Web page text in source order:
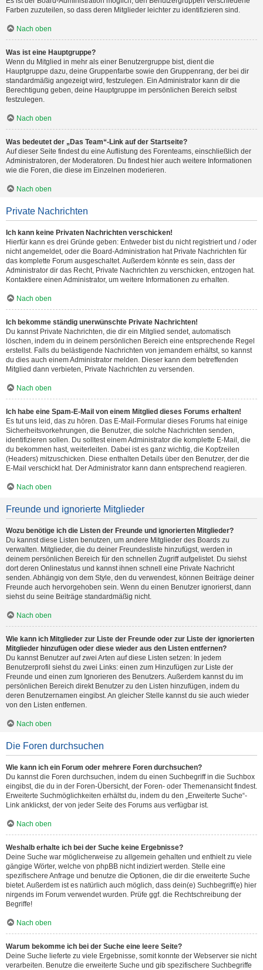
Farben zuzuteilen, so dass deren Mitglieder leichter zu identifizieren sind.
Nach oben
Was ist eine Hauptgruppe?
Wenn du Mitglied in mehr als einer Benutzergruppe bist, dient die
Hauptgruppe dazu, deine Gruppenfarbe sowie den Gruppenrang, der bei dir
standardmäßig angezeigt wird, festzulegen. Ein Administrator kann dir die
Berechtigung geben, deine Hauptgruppe im persönlichen Bereich selbst
festzulegen.
Nach oben
Was bedeutet der „Das Team“-Link auf der Startseite?
Auf dieser Seite findest du eine Auflistung des Forenteams, einschließlich der
Administratoren, der Moderatoren. Du findest hier auch weitere Informationen
wie die Foren, die diese im Einzelnen moderieren.
Nach oben
Private Nachrichten
Ich kann keine Privaten Nachrichten verschicken!
Hierfür kann es drei Gründe geben: Entweder bist du nicht registriert und / oder
nicht angemeldet, oder die Board-Administration hat Private Nachrichten für
das komplette Forum ausgeschaltet. Außerdem könnte es sein, dass der
Administrator dir das Recht, Private Nachrichten zu verschicken, entzogen hat.
Kontaktiere einen Administrator, um weitere Informationen zu erhalten.
Nach oben
Ich bekomme ständig unerwünschte Private Nachrichten!
Du kannst Private Nachrichten, die dir ein Mitglied sendet, automatisch
löschen, indem du in deinem persönlichen Bereich eine entsprechende Regel
erstellst. Falls du belästigende Nachrichten von jemandem erhältst, so kannst
du dies auch einem Administrator melden. Dieser kann dem betreffenden
Mitglied dann verbieten, Private Nachrichten zu versenden.
Nach oben
Ich habe eine Spam-E-Mail von einem Mitglied dieses Forums erhalten!
Es tut uns leid, das zu hören. Das E-Mail-Formular dieses Forums hat einige
Sicherheitsvorkehrungen, die Benutzer, die solche Nachrichten senden,
identifizieren sollen. Du solltest einem Administrator die komplette E-Mail, die
du bekommen hast, weiterleiten. Dabei ist es ganz wichtig, die Kopfzeilen
(Headers) mitzuschicken. Diese enthalten Details über den Benutzer, der die
E-Mail verschickt hat. Der Administrator kann dann entsprechend reagieren.
Nach oben
Freunde und ignorierte Mitglieder
Wozu benötige ich die Listen der Freunde und ignorierten Mitglieder?
Du kannst diese Listen benutzen, um andere Mitglieder des Boards zu
verwalten. Mitglieder, die du deiner Freundesliste hinzufügst, werden in
deinem persönlichen Bereich für den schnellen Zugriff aufgelistet. Du siehst
dort deren Onlinestatus und kannst ihnen schnell eine Private Nachricht
senden. Abhängig von dem Style, den du verwendest, können Beiträge deiner
Freunde auch hervorgehoben sein. Wenn du einen Benutzer ignorierst, dann
siehst du seine Beiträge standardmäßig nicht.
Nach oben
Wie kann ich Mitglieder zur Liste der Freunde oder zur Liste der ignorierten
Mitglieder hinzufügen oder diese wieder aus den Listen entfernen?
Du kannst Benutzer auf zwei Arten auf diese Listen setzen: In jedem
Benutzerprofil siehst du zwei Links: einen zum Hinzufügen zur Liste der
Freunde und einen zum Ignorieren des Benutzers. Außerdem kannst du im
persönlichen Bereich direkt Benutzer zu den Listen hinzufügen, indem du
deren Benutzernamen eingibst. An gleicher Stelle kannst du sie auch wieder
von den Listen entfernen.
Nach oben
Die Foren durchsuchen
Wie kann ich ein Forum oder mehrere Foren durchsuchen?
Du kannst die Foren durchsuchen, indem du einen Suchbegriff in die Suchbox
eingibst, die du in der Foren-Übersicht, der Foren- oder Themenansicht findest.
Erweiterte Suchmöglichkeiten erhältst du, indem du den „Erweiterte Suche“-
Link anklickst, der von jeder Seite des Forums aus verfügbar ist.
Nach oben
Weshalb erhalte ich bei der Suche keine Ergebnisse?
Deine Suche war möglicherweise zu allgemein gehalten und enthielt zu viele
gängige Wörter, welche von phpBB nicht indiziert werden. Stelle eine
spezifischere Anfrage und benutze die Optionen, die dir die erweiterte Suche
bietet. Außerdem ist es natürlich auch möglich, dass dein(e) Suchbegriff(e) hier
nirgends im Forum verwendet wurden. Prüfe ggf. die Rechtschreibung der
Begriffe!
Nach oben
Warum bekomme ich bei der Suche eine leere Seite?
Deine Suche lieferte zu viele Ergebnisse, somit konnte der Webserver sie nicht
verarbeiten. Benutze die erweiterte Suche und gib spezifischere Suchbegriffe